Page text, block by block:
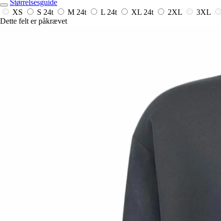
Størrelsesguide
XS
S 24t M 24t L 24t XL 24t 2XL
3XL
Dette felt er påkrævet